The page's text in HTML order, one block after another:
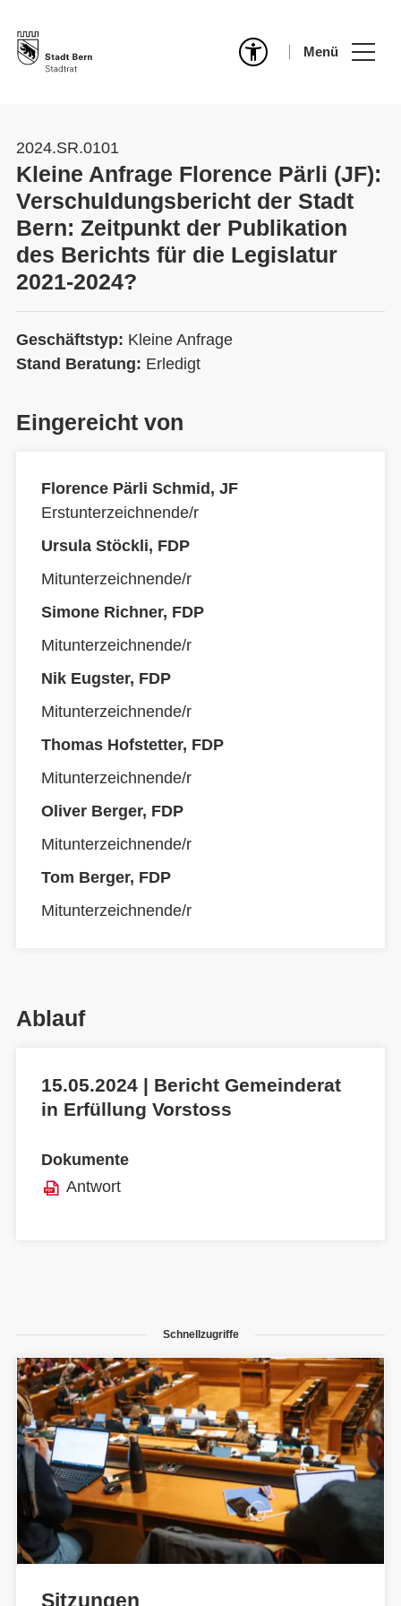
Menü
2024.SR.0101
Kleine Anfrage Florence Pärli (JF):
Verschuldungsbericht der Stadt
Bern: Zeitpunkt der Publikation
des Berichts für die Legislatur
2021-2024?
Geschäftstyp: Kleine Anfrage
Stand Beratung: Erledigt
Eingereicht von
Florence Pärli Schmid, JF
Erstunterzeichnende/r
Ursula Stöckli, FDP
Mitunterzeichnende/r
Simone Richner, FDP
Mitunterzeichnende/r
Nik Eugster, FDP
Mitunterzeichnende/r
Thomas Hofstetter, FDP
Mitunterzeichnende/r
Oliver Berger, FDP
Mitunterzeichnende/r
Tom Berger, FDP
Mitunterzeichnende/r
Ablauf
15.05.2024 | Bericht Gemeinderat
in Erfüllung Vorstoss
Dokumente
Antwort
Schnellzugriffe
Sitzungen